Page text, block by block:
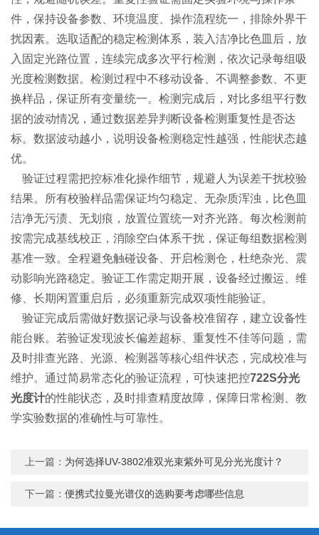
件，保持设备参数、环境温度、操作流程统一，排除外界干
扰因素。选取适配的稳定检测体系，装入洁净比色皿后，放
入固定光路位置，连续完成多次平行检测，依次记录每组吸
光度检测数据。检测过程中不移动设备、不调整参数、不更
换样品，保证所有变量统一。检测完成后，对比多组平行数
据的波动情况，通过数据差异判断设备检测重复性是否达
标。数据波动越小，说明设备检测稳定性越强，性能状态越
优。
验证过程需把控标准化操作细节，规避人为误差干扰校验
结果。所有校验样品需保证均匀稳定、无杂质浑浊，比色皿
洁净无污渍、无划痕，放置位置统一对齐光路。每次检测前
按需完成基线校正，消除空白体系干扰，保证每组数据检测
基准一致。全程避免触碰设备、开启检测仓，杜绝杂光、震
动影响光路稳定。验证工作需定期开展，设备经过搬运、维
修、长期闲置重启后，必须重新完成双项性能验证。
验证完成后需做好数据记录与设备校准留存，建立设备性
能台账。若验证发现波长偏差超标、重复性不佳等问题，需
及时排查光路、光源、检测器等核心组件状态，完成校准与
维护。通过简易常态化的验证流程，可快速把控722S分光
光度计的性能状态，及时排查精度故障，保障日常检测、教
学实验数据的准确性与可靠性。
上一篇： 为何选择UV-3802准双光束紫外可见分光光度计？
下一篇：便携式拉曼光谱仪的选购要考虑哪些信息